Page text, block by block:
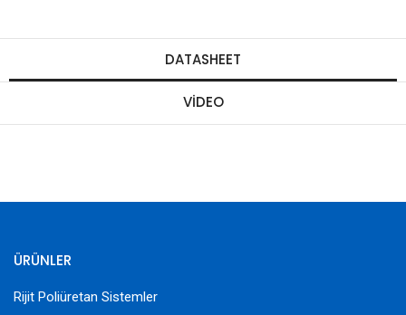
DATASHEET
VIDEO
ÜRÜNLER
Rijit Poliüretan Sistemler